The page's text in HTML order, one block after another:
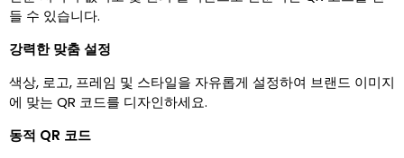
들 수 있습니다.
강력한 맞춤 설정
색상, 로고, 프레임 및 스타일을 자유롭게 설정하여 브랜드 이미지
에 맞는 QR 코드를 디자인하세요.
동적 QR 코드